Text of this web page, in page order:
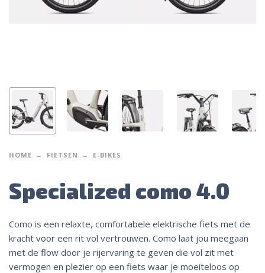
HOME FIETSEN E-BIKES
Specialized como 4.0
Como is een relaxte, comfortabele elektrische fiets met de
kracht voor een rit vol vertrouwen. Como laat jou meegaan
met de flow door je rijervaring te geven die vol zit met
vermogen en plezier op een fiets waar je moeiteloos op